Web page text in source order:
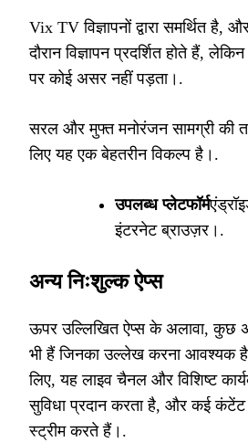
Vix TV विज्ञापनों द्वारा समर्थित है,
दौरान विज्ञापन प्रदर्शित होते हैं,
पर कोई असर नहीं पड़ता।.
सरल और मुफ्त मनोरंजन सामग्री की
लिए यह एक बेहतरीन विकल्प है।.
उपलब्ध प्लेटफॉर्म
इंटरनेट ब्राउज़र।.
अन्य निःशुल्क ऐप्स
ऊपर उल्लिखित ऐप्स के अलावा, कुछ
भी हैं जिनका उल्लेख करना आवश्यक
लिए, यह लाइव चैनल और विशिष्ट
सुविधा प्रदान करता है, और कई कंटेंट
स्ट्रीम करते हैं।.